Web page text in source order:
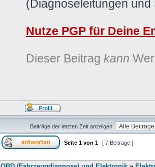
(Diagnoseleitungen
Nutze PGP für Deine
Dieser Beitrag kann
Beiträge der letzten Zeit anzeigen:
Seite 1 von 1 [ 7 Beiträge ]